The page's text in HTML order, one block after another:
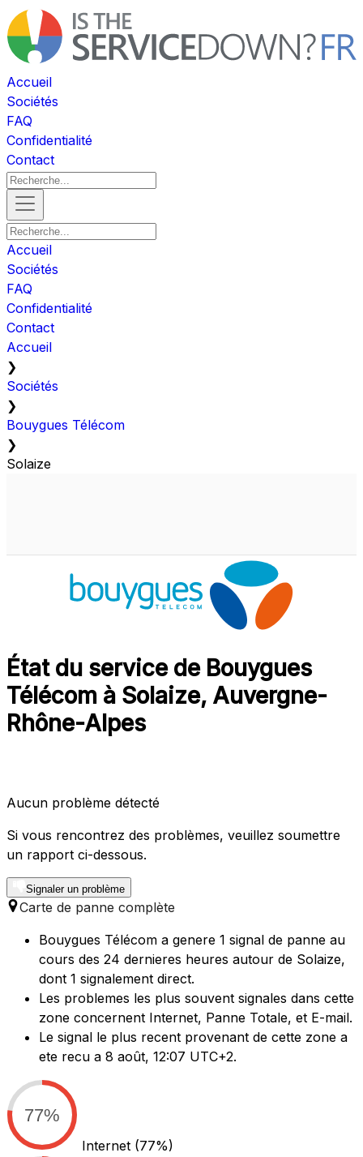
Accueil
Sociétés
FAQ
Confidentialité
Contact
Accueil
Sociétés
FAQ
Confidentialité
Contact
Accueil
❯
Sociétés
❯
Bouygues Télécom
❯
Solaize
État du service de Bouygues
Télécom à Solaize, Auvergne-
Rhône-Alpes
Aucun problème détecté
Si vous rencontrez des problèmes, veuillez soumettre
un rapport ci-dessous.
Signaler un problème
Carte de panne complète
Bouygues Télécom a genere 1 signal de panne au
cours des 24 dernieres heures autour de Solaize,
dont 1 signalement direct.
Les problemes les plus souvent signales dans cette
zone concernent Internet, Panne Totale, et E-mail.
Le signal le plus recent provenant de cette zone a
ete recu a 8 août, 12:07 UTC+2.
77%
Internet (77%)